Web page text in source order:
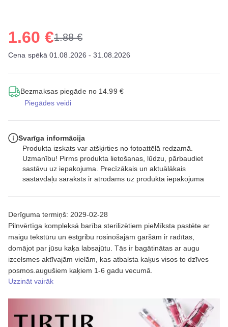
1.60 €1.88 €
Cena spēkā 01.08.2026 - 31.08.2026
Bezmaksas piegāde no 14.99 €
Piegādes veidi
Derīguma termiņš: 2029-02-28
Pilnvērtīga kompleksā barība sterilizētiem pieMīksta pastēte ar
maigu tekstūru un ēstgribu rosinošajām garšām ir radītas,
domājot par jūsu kaķa labsajūtu. Tās ir bagātinātas ar augu
izcelsmes aktīvajām vielām, kas atbalsta kaķus visos to dzīves
posmos.augušiem kaķiem 1-6 gadu vecumā.
Uzzināt vairāk
Svarīga informācija
Produkta izskats var atšķirties no fotoattēlā redzamā.
Uzmanību! Pirms produkta lietošanas, lūdzu, pārbaudiet
sastāvu uz iepakojuma. Precīzākais un aktuālākais
sastāvdaļu saraksts ir atrodams uz produkta iepakojuma